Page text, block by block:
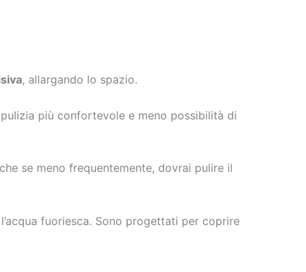
, allargando lo spazio.
più confortevole e meno possibilità di
se meno frequentemente, dovrai pulire il
fuoriesca. Sono progettati per coprire